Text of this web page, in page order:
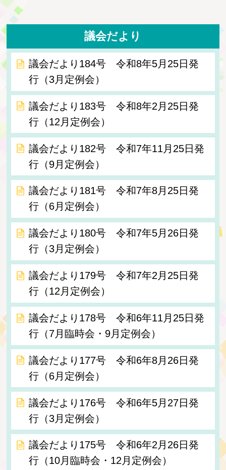
議会だより
議会だより184号 令和8年5月25日発
行（3月定例会）
議会だより183号 令和8年2月25日発
行（12月定例会）
議会だより182号 令和7年11月25日発
行（9月定例会）
議会だより181号 令和7年8月25日発
行（6月定例会）
議会だより180号 令和7年5月26日発
行（3月定例会）
議会だより179号 令和7年2月25日発
行（12月定例会）
議会だより178号 令和6年11月25日発
行（7月臨時会・9月定例会）
議会だより177号 令和6年8月26日発
行（6月定例会）
議会だより176号 令和6年5月27日発
行（3月定例会）
議会だより175号 令和6年2月26日発
行（10月臨時会・12月定例会）